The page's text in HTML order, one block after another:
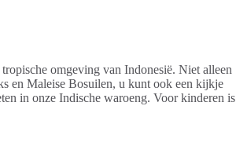
omgeving van Indonesië. Niet alleen
en Maleise Bosuilen, u kunt ook een kijkje
in onze Indische waroeng. Voor kinderen is